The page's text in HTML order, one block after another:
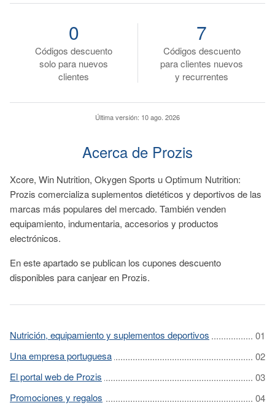
Códigos descuento
solo para nuevos
clientes
0
Códigos descuento
para clientes nuevos
y recurrentes
7
Última versión: 10 ago. 2026
Acerca de Prozis
Xcore, Win Nutrition, Okygen Sports u Optimum Nutrition:
Prozis comercializa suplementos dietéticos y deportivos de las
marcas más populares del mercado. También venden
equipamiento, indumentaria, accesorios y productos
electrónicos.
En este apartado se publican los cupones descuento
disponibles para canjear en Prozis.
Nutrición, equipamiento y suplementos deportivos
Una empresa portuguesa
El portal web de Prozis
Promociones y regalos